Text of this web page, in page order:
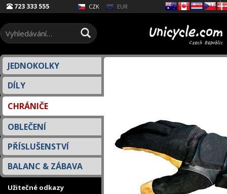
723 333 555 CZK EUR
JEDNOKOLKY
DÍLY
CHRÁNIČE
OBLEČENÍ
PŘÍSLUŠENSTVÍ
BALANC & ZÁBAVA
Užitečné odkazy
Select Language▼